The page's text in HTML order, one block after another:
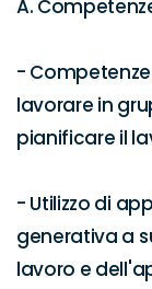
A.
-
lavorare in
pianificare il
- Utilizzo di
generativa a
lavoro e